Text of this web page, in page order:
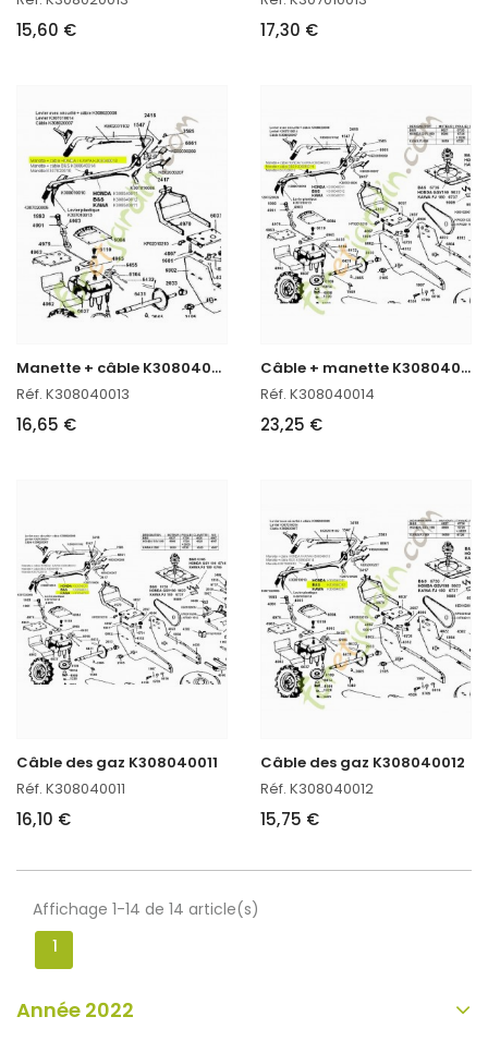
15,60 € 17,30 €
M
anette + câble K308040013
Réf. K308040013
16,65 €
C
âble + manette K308040014
Réf. K308040014
23,25 €
Câble des gaz K308040011
Réf. K308040011
16,10 €
Câble des gaz K308040012
Réf. K308040012
15,75 €
Affichage 1-14 de 14 article(s)
1
Année 2022